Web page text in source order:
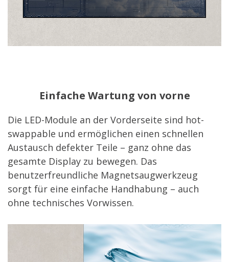
Einfache Wartung von vorne
Die LED-Module an der Vorderseite sind hot-
swappable und ermöglichen einen schnellen
Austausch defekter Teile – ganz ohne das
gesamte Display zu bewegen. Das
benutzerfreundliche Magnetsaugwerkzeug
sorgt für eine einfache Handhabung – auch
ohne technisches Vorwissen.